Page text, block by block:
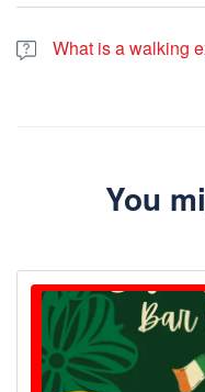
ativities you’ll be
Our company uses only
comfortable and fully
windows and large leg
What is a walking
You